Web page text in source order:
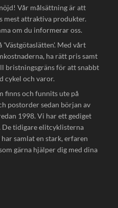
Vår målsättning är att
mest attraktiva produkter.
om du informerar oss.
Med vårt
ha rätt pris samt
bristningsgräns för att snabbt
cykel och varor.
finns och funnits ute på
postorder sedan början av
1998. Vi har ett gediget
De tidigare elitcyklisterna
samlat en stark, erfaren
gärna hjälper dig med dina